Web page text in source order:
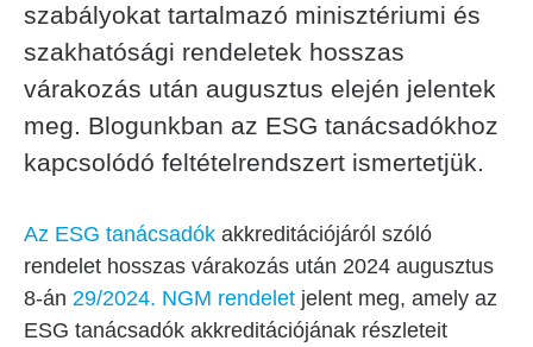
szabályokat tartalmazó minisztériumi és
szakhatósági rendeletek hosszas
várakozás után augusztus elején jelentek
meg. Blogunkban az ESG tanácsadókhoz
kapcsolódó feltételrendszert ismertetjük.
Az ESG tanácsadók akkreditációjáról szóló
rendelet hosszas várakozás után 2024 augusztus
8-án 29/2024. NGM rendelet jelent meg, amely az
ESG tanácsadók akkreditációjának részleteit